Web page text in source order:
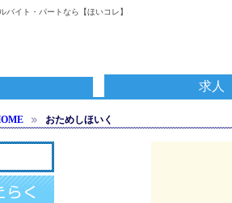
バイト・パートなら【ほいコレ】
求人
おためしほいく